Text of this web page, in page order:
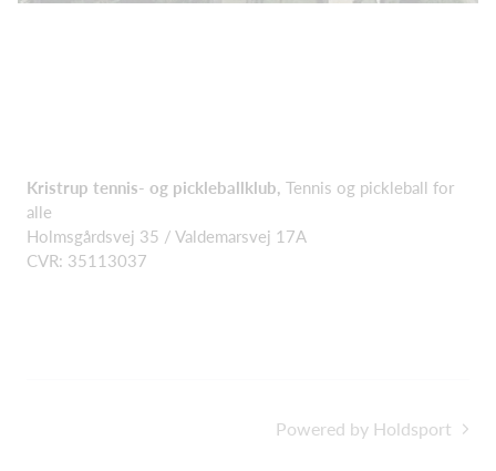
Kristrup tennis- og pickleballklub, Tennis og pickleball for
alle
Holmsgårdsvej 35 / Valdemarsvej 17A
CVR: 35113037
Powered by Holdsport